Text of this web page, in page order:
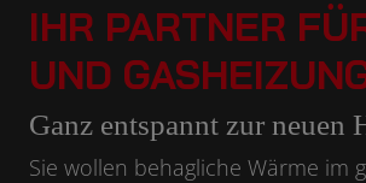
IHR PARTNER
UND
Ganz entspannt zur neuen
Sie wollen behagliche Wärme im